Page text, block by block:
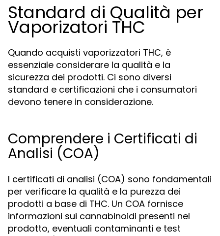
Standard di Qualità per
Vaporizatori THC
Quando acquisti vaporizzatori THC, è
essenziale considerare la qualità e la
sicurezza dei prodotti. Ci sono diversi
standard e certificazioni che i consumatori
devono tenere in considerazione.
Comprendere i Certificati di
Analisi (COA)
I certificati di analisi (COA) sono fondamentali
per verificare la qualità e la purezza dei
prodotti a base di THC. Un COA fornisce
informazioni sui cannabinoidi presenti nel
prodotto, eventuali contaminanti e test